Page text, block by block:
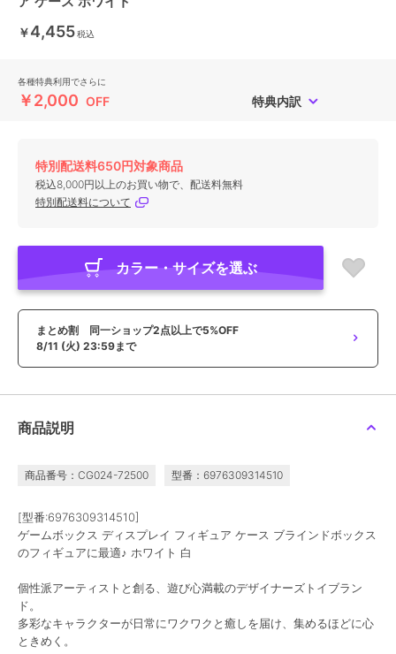
￥4,455税込
各種特典利用でさらに
￥2,000 OFF 特典内訳
特別配送料650円対象商品
税込8,000円以上のお買い物で、配送料無料
特別配送料について
カラー・サイズを選ぶ
まとめ割 同一ショップ2点以上で5%OFF
8/11 (火) 23:59まで
商品説明
商品番号：CG024-72500 型番：6976309314510
[型番:6976309314510]
ゲームボックス ディスプレイ フィギュア ケース ブラインドボックス
のフィギュアに最適♪ ホワイト 白
個性派アーティストと創る、遊び心満載のデザイナーズトイブラン
ド。
多彩なキャラクターが日常にワクワクと癒しを届け、集めるほどに心
ときめく。